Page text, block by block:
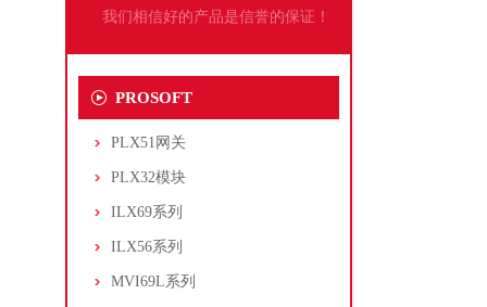
我们相信好的产品是信誉的保证！
PROSOFT
PLX51网关
PLX32模块
ILX69系列
ILX56系列
MVI69L系列